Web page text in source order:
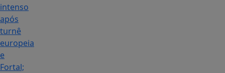
intenso
após
turnê
europeia
e
Fortal;